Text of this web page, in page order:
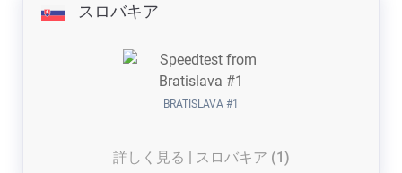
スロバキア
BRATISLAVA #1
詳しく見る | スロバキア (1)